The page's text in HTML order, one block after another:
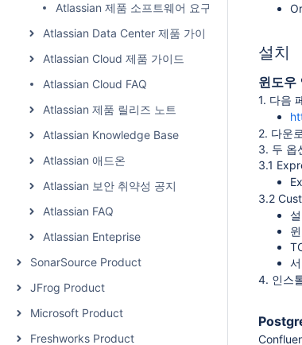
Atlassian 제품 소프트웨어 요구사항
Atlassian Data Center 제품 가이드
Atlassian Cloud 제품 가이드
Atlassian Cloud FAQ
Atlassian 제품 릴리즈 노트
Atlassian Knowledge Base
Atlassian 애드온
Atlassian 보안 취약성 공지
Atlassian FAQ
Atlassian Enteprise
SonarSource Product
JFrog Product
Microsoft Product
Freshworks Product
설치
윈도우
1. 다음
2. 다운
3. 두 옵
3.1
3.2
4. 인스